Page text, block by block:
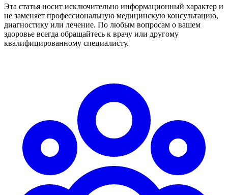
Эта статья носит исключительно информационный характер и
не заменяет профессиональную медицинскую консультацию,
диагностику или лечение. По любым вопросам о вашем
здоровье всегда обращайтесь к врачу или другому
квалифицированному специалисту.